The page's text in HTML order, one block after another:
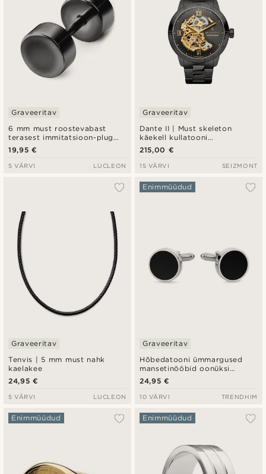
6 mm must roostevabast
terasest immitatsioon-plug
kõrvarõngas
Graveeritav
19,95 €
5 VÄRVI LUCLEON
Dante II | Must skeleton
käekell kullatooni
mehhanismiga
Graveeritav
215,00 €
15 VÄRVI SEIZMONT
Tenvis | 5 mm must nahk
kaelakee
Graveeritav
24,95 €
5 VÄRVI LUCLEON
Hõbedatooni ümmargused
mansetinööbid oonüksi
sisemusega
Enimmüüdud
Graveeritav
24,95 €
10 VÄRVI TRENDHIM
Enimmüüdud Enimmüüdud